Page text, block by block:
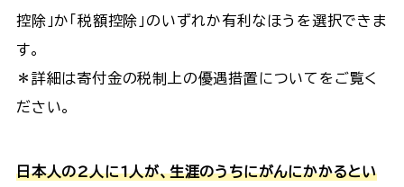
控除」か「税額控除」のいずれか有利なほうを選択できま
す。
＊詳細は寄付金の税制上の優遇措置についてをご覧く
ださい。
日本人の2人に1人が、生涯のうちにがんにかかるとい